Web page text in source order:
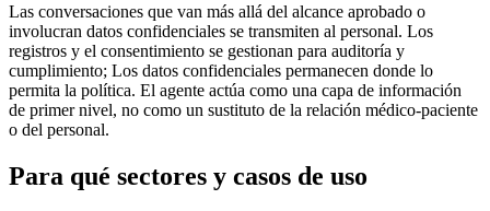
Las conversaciones que van más allá del alcance aprobado o
involucran datos confidenciales se transmiten al personal. Los
registros y el consentimiento se gestionan para auditoría y
cumplimiento; Los datos confidenciales permanecen donde lo
permita la política. El agente actúa como una capa de información
de primer nivel, no como un sustituto de la relación médico-paciente
o del personal.
Para qué sectores y casos de uso